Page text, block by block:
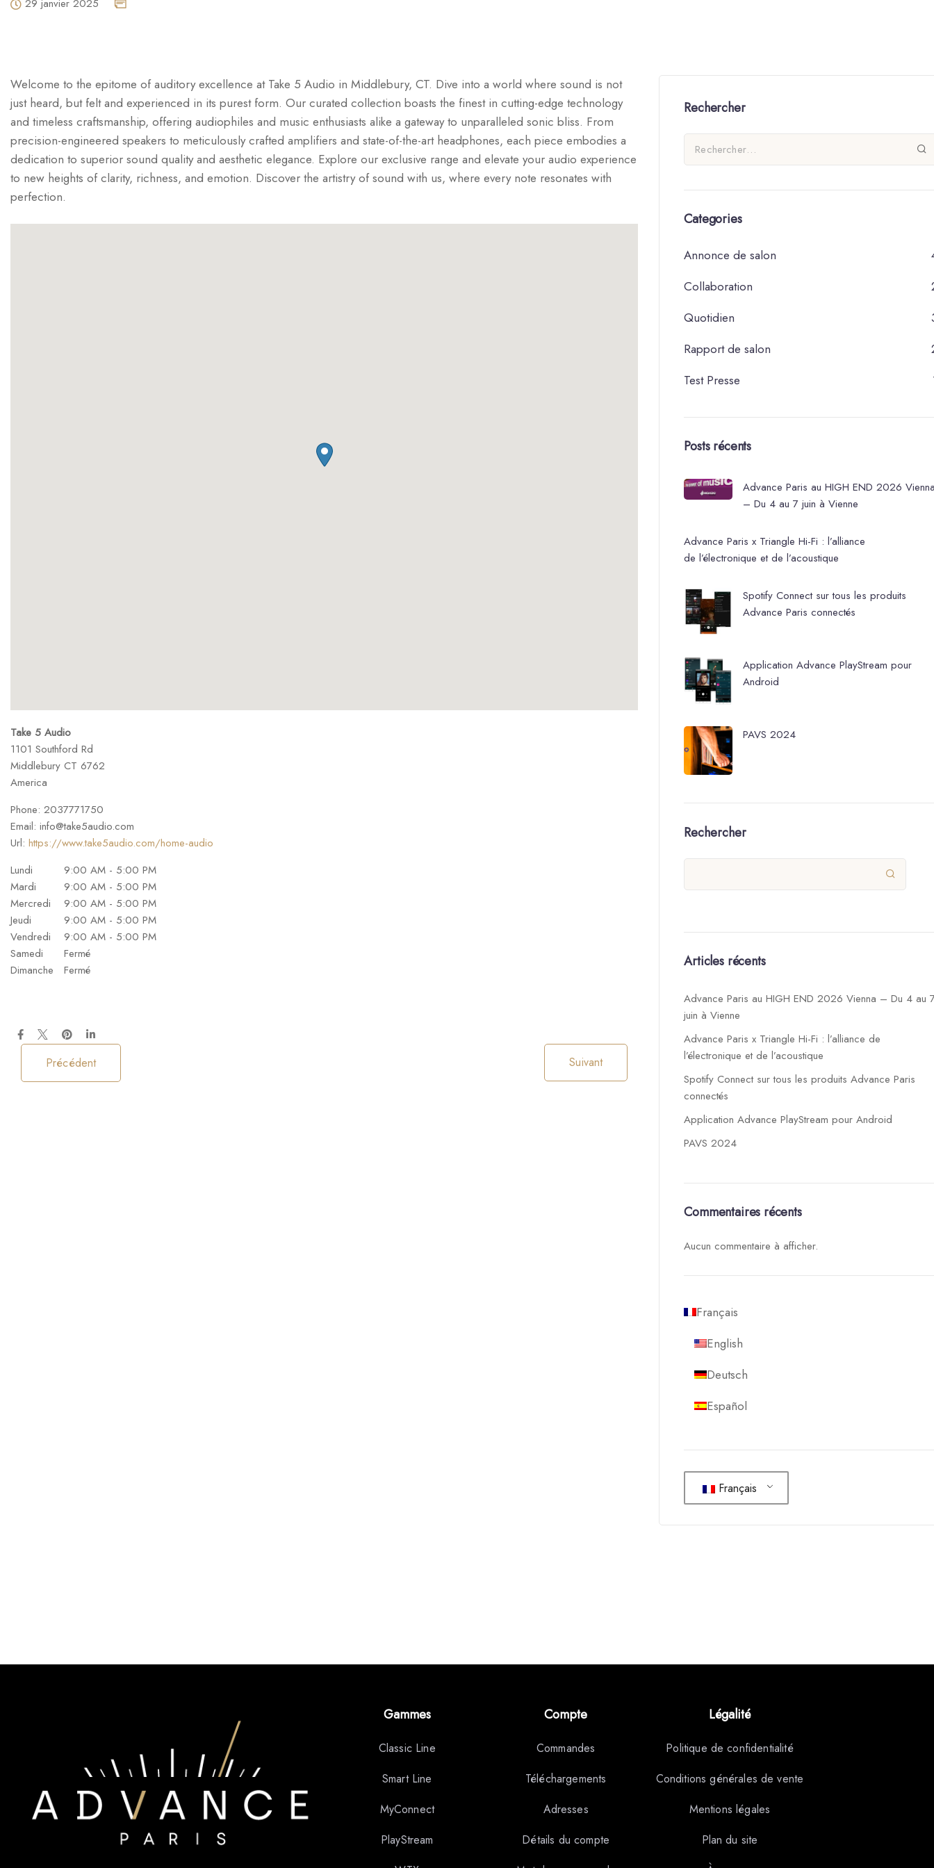
29 janvier 2025
Welcome to the epitome of auditory excellence at Take 5 Audio in Middlebury, CT. Dive into a world where sound is not
just heard, but felt and experienced in its purest form. Our curated collection boasts the finest in cutting-edge technology
and timeless craftsmanship, offering audiophiles and music enthusiasts alike a gateway to unparalleled sonic bliss. From
precision-engineered speakers to meticulously crafted amplifiers and state-of-the-art headphones, each piece embodies a
dedication to superior sound quality and aesthetic elegance. Explore our exclusive range and elevate your audio experience
to new heights of clarity, richness, and emotion. Discover the artistry of sound with us, where every note resonates with
perfection.
Take 5 Audio
1101 Southford Rd
Middlebury CT 6762
America
Phone: 2037771750
Email: info@take5audio.com
Url: https://www.take5audio.com/home-audio
Lundi
9:00 AM - 5:00 PM
Mardi
9:00 AM - 5:00 PM
Mercredi
9:00 AM - 5:00 PM
Jeudi
9:00 AM - 5:00 PM
Vendredi
9:00 AM - 5:00 PM
Samedi
Fermé
Dimanche
Fermé
Précédent Suivant
Rechercher
Categories
Annonce de salon
Collaboration
Quotidien
Rapport de salon
Test Presse
Posts récents
Advance Paris au HIGH END 2026
– Du 4 au 7 juin à Vienne
Advance Paris x Triangle Hi-Fi : l’alliance
de l’électronique et de l’acoustique
Spotify Connect sur tous les produits
Advance Paris connectés
Application Advance PlayStream pour
Android
PAVS 2024
Rechercher

Articles récents
Advance Paris au HIGH END 2026 Vienna – Du 4 au
juin à Vienne
Advance Paris x Triangle Hi-Fi : l’alliance de
l’électronique et de l’acoustique
Spotify Connect sur tous les produits Advance Paris
connectés
Application Advance PlayStream pour Android
PAVS 2024
Commentaires récents
Aucun commentaire à afficher.
Français
English
Deutsch
Español
Français
Gammes
Classic Line
Smart Line
MyConnect
PlayStream
Compte
Commandes
Téléchargements
Adresses
Détails du compte
Légalité
Politique de confidentialité
Conditions générales de vente
Mentions légales
Plan du site